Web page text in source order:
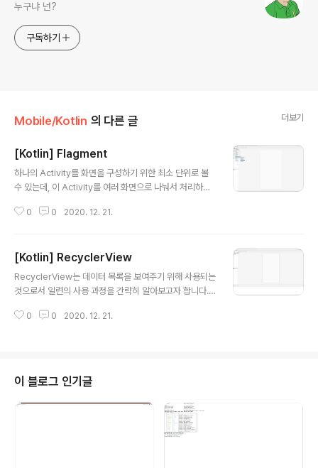
누구냐 넌?
구독하기
Mobile/Kotlin 의 다른 글 더보기
[Kotlin] Flagment
하나의 Activity를 화면을 구성하기 위한 최소 단위로 볼
수 있는데, 이 Activity를 여러 화면으로 나눠서 처리하고
e를 통해 전환하는 경우 전환이 이루어지는 화면을 Flag
세화면을 하나의 Activity안에서 나누어 표시하기 위한 용
도입니다. 1. Activity에 Flagment 추가하기 Android S
tudio에서 java 폴더에 마우스 오른쪽 버튼을 눌러 New
Flagement Name을 임의로 지정한뒤 Finish를 눌러줍
0 0 2020. 12. 21.
[Kotlin] RecyclerView
RecyclerView는 데이터 목록을 보여주기 위해 사용되는
것으로서 일련의 사용 과정을 간략히 알아보고자 합니다.
용하려면 아래와 같이 오른쪽에 아래화살표가 표시되어 있
려받습니다. 내려받기를 하면 IDE아래쪽에 진행과정이 표
시되고 곧이어 완료되었음을 알려줍니다. 동시에 내려받기
위한 화살표도 사라지게 됩니다. 이제 RecyclerView를
아래와 같이 화면에 배치합니다. 위에서 보듯이 Recycler
View에서 보여지는 항목은 하나의 Item으로 표시됩니다.
0 0 2020. 12. 21.
이 블로그 인기글